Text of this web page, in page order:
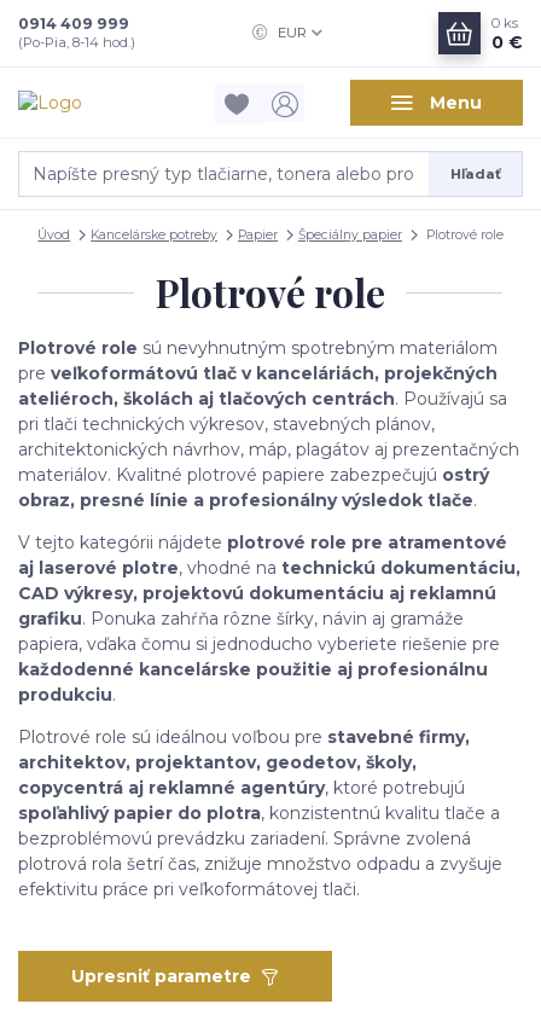
Menu
EUR
Hľadať
0914 409 999
(Po-Pia, 8-14 hod.)
0 ks
0 €
Úvod Kancelárske potreby Papier Špeciálny papier Plotrové role
Plotrové role
Plotrové role sú nevyhnutným spotrebným materiálom
pre veľkoformátovú tlač v kanceláriách, projekčných
ateliéroch, školách aj tlačových centrách. Používajú sa
pri tlači technických výkresov, stavebných plánov,
architektonických návrhov, máp, plagátov aj prezentačných
materiálov. Kvalitné plotrové papiere zabezpečujú ostrý
obraz, presné línie a profesionálny výsledok tlače.
V tejto kategórii nájdete plotrové role pre atramentové
aj laserové plotre, vhodné na technickú dokumentáciu,
CAD výkresy, projektovú dokumentáciu aj reklamnú
grafiku. Ponuka zahŕňa rôzne šírky, návin aj gramáže
papiera, vďaka čomu si jednoducho vyberiete riešenie pre
každodenné kancelárske použitie aj profesionálnu
produkciu.
Plotrové role sú ideálnou voľbou pre stavebné firmy,
architektov, projektantov, geodetov, školy,
copycentrá aj reklamné agentúry, ktoré potrebujú
spoľahlivý papier do plotra, konzistentnú kvalitu tlače a
bezproblémovú prevádzku zariadení. Správne zvolená
plotrová rola šetrí čas, znižuje množstvo odpadu a zvyšuje
efektivitu práce pri veľkoformátovej tlači.
Upresniť parametre